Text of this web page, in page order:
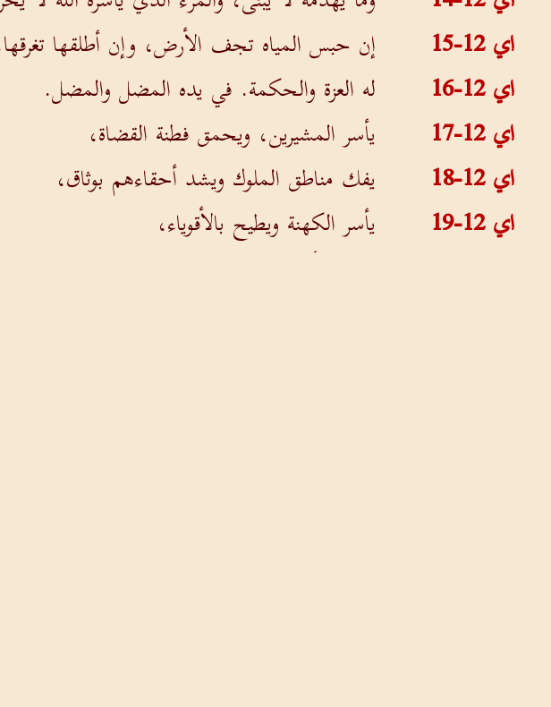
اي 12-15
إن حبس المياه تجف الأرض، وإن أطلقها
اي 12-16
له العزة والحكمة. في يده المضل والمضل.
اي 12-17
يأسر المشيرين، ويحمق فطنة القضاة،
اي 12-18
يفك مناطق الملوك ويشد أحقاءهم بوثاق،
اي 12-19
يأسر الكهنة ويطيح بالأقوياء،
يحرم الأمناء من الكلام ويبطل فطنة الشيوخ،